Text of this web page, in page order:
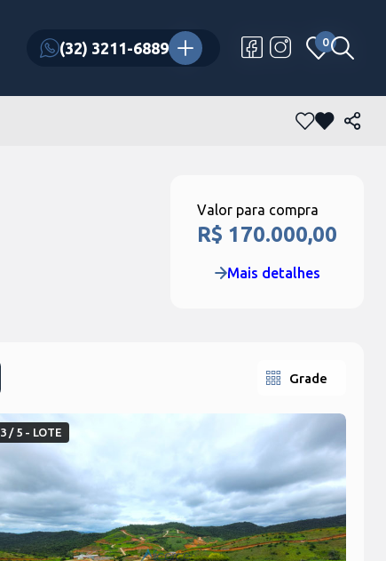
(32) 3211-6889 0
(32) 3211-6889 0
Valor para compra
R$ 170.000,00
Mais detalhes
Grade
3 / 5 - LOTE